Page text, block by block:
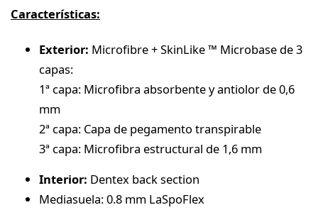
Características:
Exterior: Microfibre + SkinLike ™ Microbase de 3
capas:
1ª capa: Microfibra absorbente y antiolor de 0,6
mm
2ª capa: Capa de pegamento transpirable
3ª capa: Microfibra estructural de 1,6 mm
Interior: Dentex back section
Mediasuela: 0.8 mm LaSpoFlex